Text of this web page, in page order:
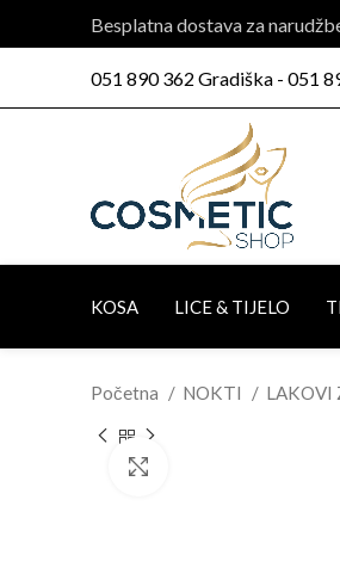
051 890 362 Gradiška - 051
KOSA LICE & TIJELO
Početna NOKTI LAKOVI
Besplatna dostava za